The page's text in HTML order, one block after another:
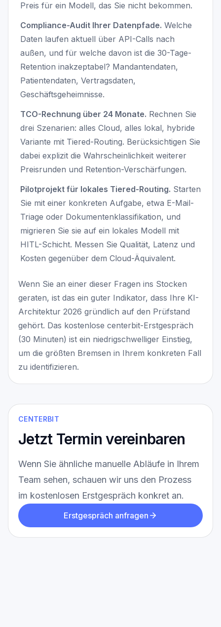
Preis für ein Modell, das Sie nicht bekommen.
Compliance-Audit Ihrer Datenpfade. Welche
Daten laufen aktuell über API-Calls nach
außen, und für welche davon ist die 30-Tage-
Retention inakzeptabel? Mandantendaten,
Patientendaten, Vertragsdaten,
Geschäftsgeheimnisse.
TCO-Rechnung über 24 Monate. Rechnen Sie
drei Szenarien: alles Cloud, alles lokal, hybride
Variante mit Tiered-Routing. Berücksichtigen Sie
dabei explizit die Wahrscheinlichkeit weiterer
Preisrunden und Retention-Verschärfungen.
Pilotprojekt für lokales Tiered-Routing. Starten
Sie mit einer konkreten Aufgabe, etwa E-Mail-
Triage oder Dokumentenklassifikation, und
migrieren Sie sie auf ein lokales Modell mit
HITL-Schicht. Messen Sie Qualität, Latenz und
Kosten gegenüber dem Cloud-Äquivalent.
Wenn Sie an einer dieser Fragen ins Stocken
geraten, ist das ein guter Indikator, dass Ihre KI-
Architektur 2026 gründlich auf den Prüfstand
gehört. Das kostenlose centerbit-Erstgespräch
(30 Minuten) ist ein niedrigschwelliger Einstieg,
um die größten Bremsen in Ihrem konkreten Fall
zu identifizieren.
CENTERBIT
Jetzt Termin vereinbaren
Wenn Sie ähnliche manuelle Abläufe in Ihrem
Team sehen, schauen wir uns den Prozess
im kostenlosen Erstgespräch konkret an.
Erstgespräch anfragen